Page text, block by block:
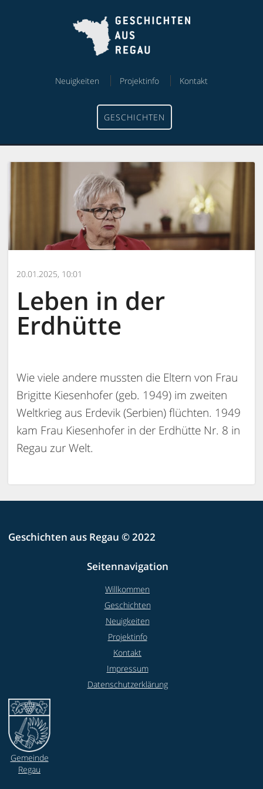
Neuigkeiten Projektinfo Kontakt
GESCHICHTEN
20.01.2025, 10:01
Leben in der
Erdhütte
Wie viele andere mussten die Eltern von Frau
Brigitte Kiesenhofer (geb. 1949) im zweiten
Weltkrieg aus Erdevik (Serbien) flüchten. 1949
kam Frau Kiesenhofer in der Erdhütte Nr. 8 in
Regau zur Welt.
Geschichten aus Regau © 2022
Seitennavigation
Willkommen
Geschichten
Neuigkeiten
Projektinfo
Kontakt
Impressum
Datenschutzerklärung
Gemeinde
Regau